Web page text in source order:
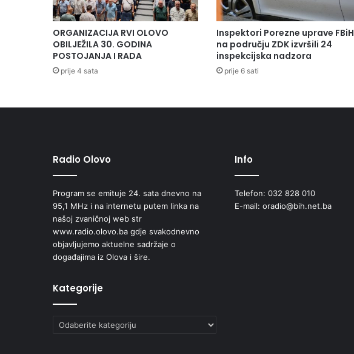
ORGANIZACIJA RVI OLOVO
OBILJEŽILA 30. GODINA
POSTOJANJA I RADA
prije 4 sata
Inspektori Porezne uprave FBiH
na području ZDK izvršili 24
inspekcijska nadzora
prije 6 sati
Radio Olovo
Program se emituje 24. sata dnevno na
95,1 MHz i na internetu putem linka na
našoj zvaničnoj web str
www.radio.olovo.ba gdje svakodnevno
objavljujemo aktuelne sadržaje o
događajima iz Olova i šire.
Kategorije
Kategorije
Info
Telefon: 032 828 010
E-mail: oradio@bih.net.ba